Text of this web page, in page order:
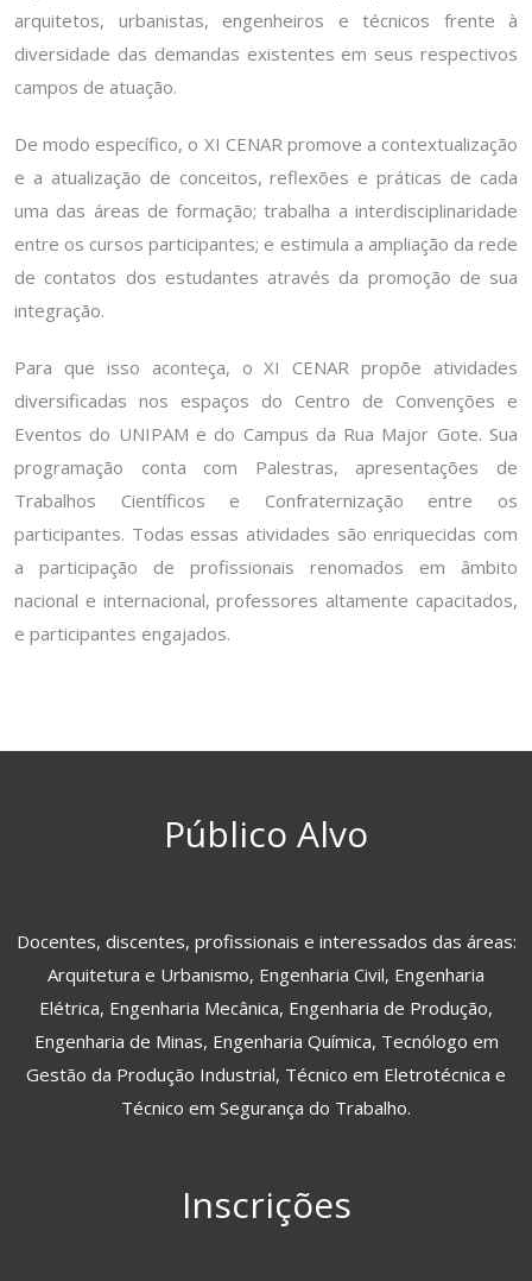
arquitetos, urbanistas, engenheiros e técnicos frente à
diversidade das demandas existentes em seus respectivos
campos de atuação.
De modo específico, o XI CENAR promove a contextualização
e a atualização de conceitos, reflexões e práticas de cada
uma das áreas de formação; trabalha a interdisciplinaridade
entre os cursos participantes; e estimula a ampliação da rede
de contatos dos estudantes através da promoção de sua
integração.
Para que isso aconteça, o XI CENAR propõe atividades
diversificadas nos espaços do Centro de Convenções e
Eventos do UNIPAM e do Campus da Rua Major Gote. Sua
programação conta com Palestras, apresentações de
Trabalhos Científicos e Confraternização entre os
participantes. Todas essas atividades são enriquecidas com
a participação de profissionais renomados em âmbito
nacional e internacional, professores altamente capacitados,
e participantes engajados.
Público Alvo
Docentes, discentes, profissionais e interessados das áreas:
Arquitetura e Urbanismo, Engenharia Civil, Engenharia
Elétrica, Engenharia Mecânica, Engenharia de Produção,
Engenharia de Minas, Engenharia Química, Tecnólogo em
Gestão da Produção Industrial, Técnico em Eletrotécnica e
Técnico em Segurança do Trabalho.
Inscrições